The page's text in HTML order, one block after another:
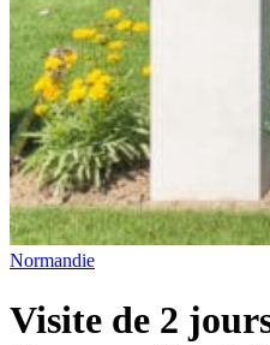
Normandie
Visite de 2